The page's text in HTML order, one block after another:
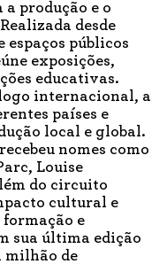
produção e o
desde
espaços públicos
exposições,
educativas.
internacional, a
países e
local e global.
nomes como
Louise
do circuito
cultural e
e
sua última edição
milhão de